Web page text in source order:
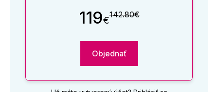
119€142.80€
Objednať